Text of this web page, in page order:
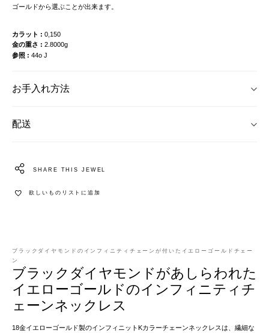
ゴールドから選ぶことが出来ます。
カラット
0,150
金の重さ
2.8000g
参照
44o J
お手入れ方法
配送
SHARE THIS JEWEL
欲しいものリストに追加
ブラックダイヤモンドのインフィニティチェーンが付いたイエローゴールドチェー
ン
ブラックダイヤモンドがあしらわれた
イエローゴールドのインフィニティチ
ェーンネックレス
18金イエローゴールド製のインフィニットKカラーチェーンネックレスは、繊細な